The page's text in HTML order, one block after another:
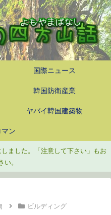
国際ニュース
韓国防衛産業
ヤバイ韓国建築物
ン
ました。「注意して下さい」もお
い。
ビルディング